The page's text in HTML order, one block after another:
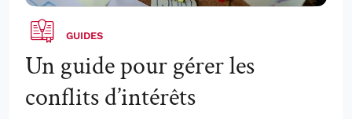
GUIDES
Un guide pour gérer les
conflits d’intérêts